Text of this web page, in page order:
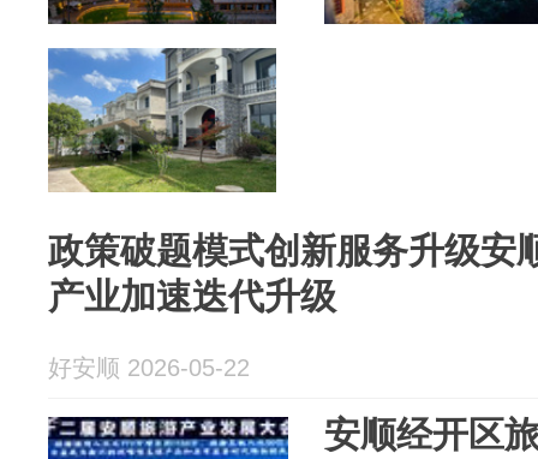
政策破题模式创新服务升级安
产业加速迭代升级
好安顺 2026-05-22
安顺经开区